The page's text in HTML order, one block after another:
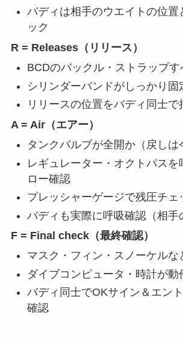
バディは相手のウエイトの位置
ック
R = Releases（リリース）
BCDのバックル・ストラップす
シリンダーバンドがしっかり固
リリースの位置をバディ同士で
A = Air（エアー）
タンクバルブが全開か（戻しは
レギュレーター・オクトパスを
ロー確認
プレッシャーゲージで残圧チェ
バディも実際に呼吸確認（相手
F = Final check（最終確認）
マスク・フィン・スノーケルな
ダイブコンピュータ・時計が動
バディ同士でOKサイン＆エン
確認